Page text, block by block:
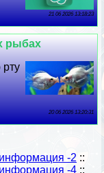
21 06 2026 13:18:23
рыбах
20 06 2026 13:20:31
-2 ::
-4 ::